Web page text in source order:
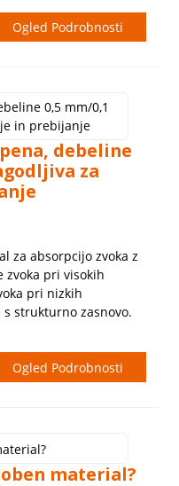
Ogled Podrobnosti
debeline
za
za absorpcijo zvoka z
zvoka pri visokih
pri nizkih
strukturno zasnovo.
Ogled Podrobnosti
material?